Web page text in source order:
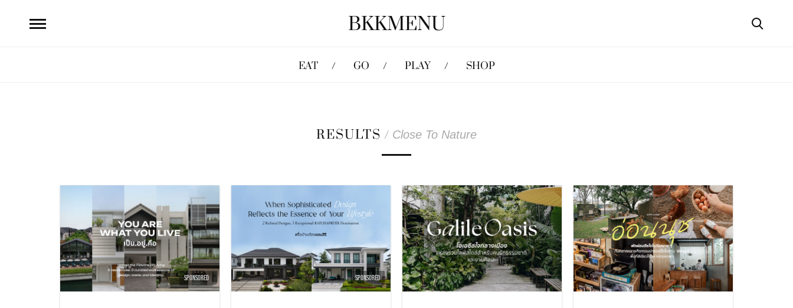
BKKMENU
EAT GO PLAY SHOP
RESULTS / Close To Nature
SPONSORED SPONSORED